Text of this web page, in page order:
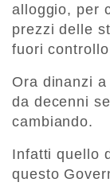
alloggio, per
prezzi delle
fuori
Ora dinanzi
da decenni
cambiando.
Infatti quello
questo